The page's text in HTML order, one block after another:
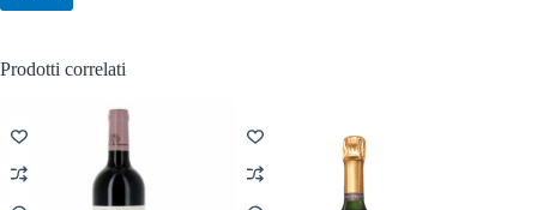
Prodotti correlati